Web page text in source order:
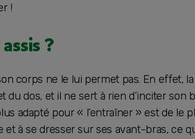
!
?
corps ne le lui permet pas. En effet,
dos, et il ne sert à rien d’inciter son
adapté pour « l’entraîner » est de le
et à se dresser sur ses avant-bras, ce